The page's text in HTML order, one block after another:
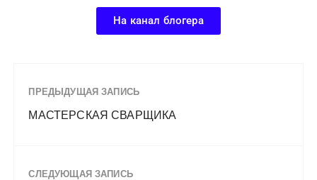
На канал блогера
ПРЕДЫДУЩАЯ ЗАПИСЬ
МАСТЕРСКАЯ СВАРЩИКА
СЛЕДУЮЩАЯ ЗАПИСЬ